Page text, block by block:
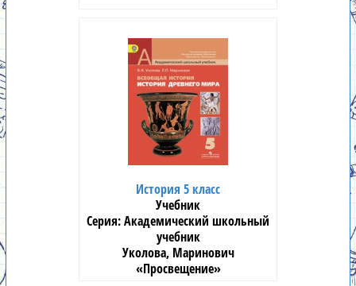
История 5 класс
Учебник
Академический школьный
учебник
Уколова, Маринович
«Просвещение»